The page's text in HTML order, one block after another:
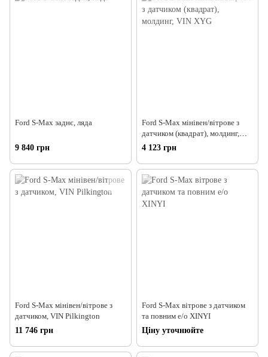
Ford S-Max заднє, ляда
9 840 грн
Ford S-Max мінівен/вітрове з
датчиком (квадрат), молдинг,
VIN XYG
4 123 грн
Ford S-Max мінівен/вітрове з
датчиком, VIN Pilkington
11 746 грн
Ford S-Max вітрове з датчиком
та повним е/о XINYI
Ціну уточнюйте